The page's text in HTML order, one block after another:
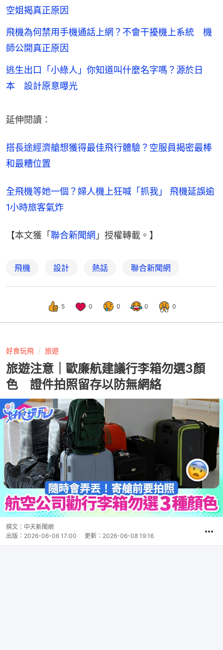
空姐揭真正原因
飛機為何禁用手機通話上網？不會干擾機上系統 機
師公開真正原因
逃生出口「小綠人」你知道叫什麼名字嗎？源於日
本 設計原意曝光
延伸閱讀：
搭長途經濟艙想獲得最佳飛行體驗？空服員揭密最棒
和最糟位置
全飛機等她一個？婦人機上狂喊「抓我」 飛機延誤逾
1小時旅客氣炸
【本文獲「聯合新聞網 」授權轉載。】
飛機 設計 熱話 聯合新聞網
5 0 0 0 0
好食玩飛 旅遊
旅遊注意｜歐廉航建議行李箱勿選3顏
色 證件拍照留存以防無網絡
撰文： 中天新聞網
出版： 2026-06-06 17:00 更新： 2026-06-08 19:16